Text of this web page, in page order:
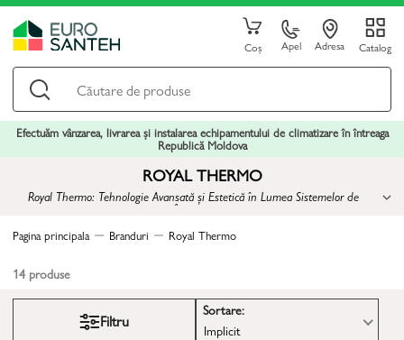
Coș Apel Adresa Catalog
Efectuăm vânzarea, livrarea și instalarea echipamentului de climatizare în întreaga
Republică Moldova
ROYAL THERMO
Royal Thermo: Tehnologie Avansată și Estetică în Lumea Sistemelor de
Încălzire
Pagina principala Branduri Royal Thermo
14 produse
Filtru
Sortare:
Implicit